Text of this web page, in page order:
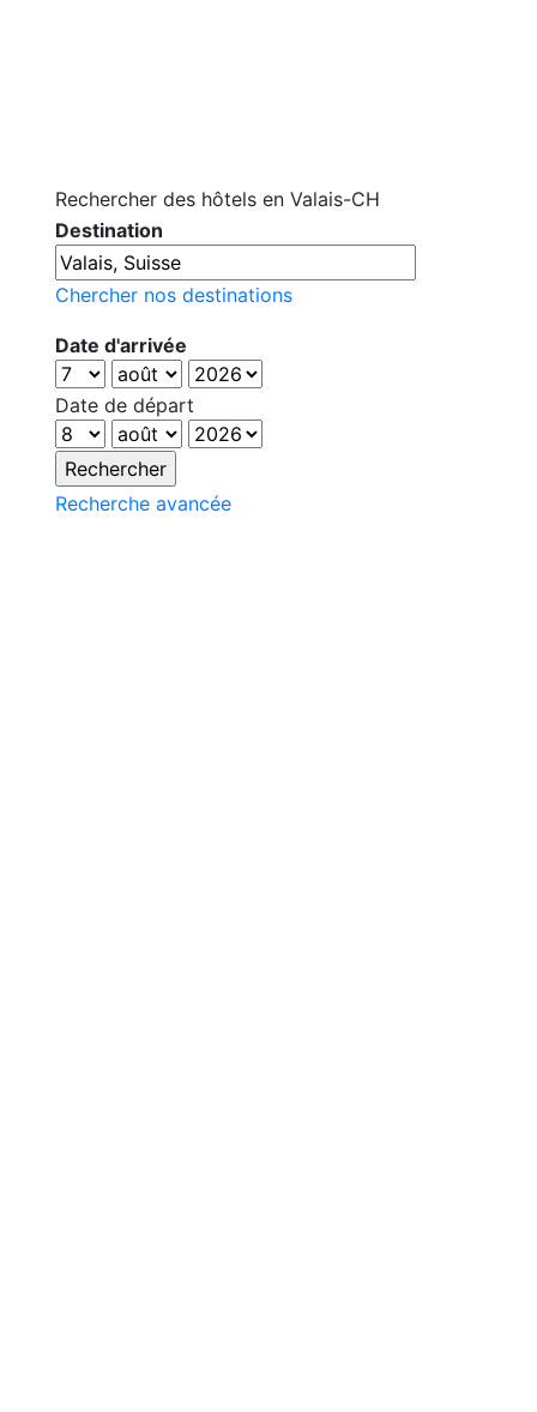
Rechercher des hôtels en Valais-CH
Destination
Chercher nos destinations
Date d'arrivée
Date de départ
Recherche avancée